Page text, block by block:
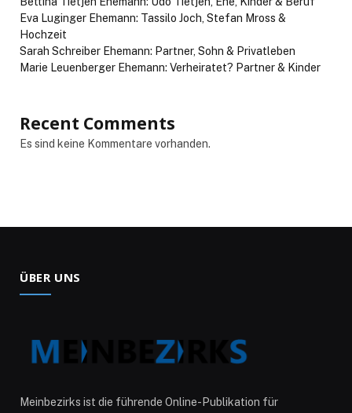
Eva Luginger Ehemann: Tassilo Joch, Stefan Mross &
Hochzeit
Sarah Schreiber Ehemann: Partner, Sohn & Privatleben
Marie Leuenberger Ehemann: Verheiratet? Partner & Kinder
Recent Comments
Es sind keine Kommentare vorhanden.
ÜBER UNS
Meinbezirks ist die führende Online-Publikation für